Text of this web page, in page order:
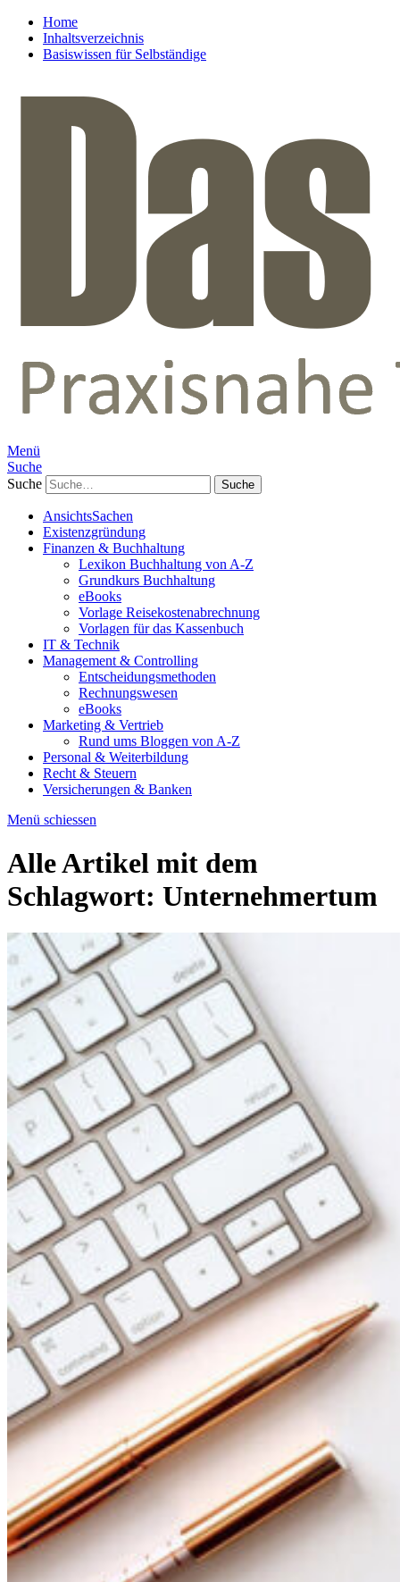
Home
Inhaltsverzeichnis
Basiswissen für Selbständige
Menü
Suche
Suche
AnsichtsSachen
Existenzgründung
Finanzen & Buchhaltung
Lexikon Buchhaltung von A-Z
Grundkurs Buchhaltung
eBooks
Vorlage Reisekostenabrechnung
Vorlagen für das Kassenbuch
IT & Technik
Management & Controlling
Entscheidungsmethoden
Rechnungswesen
eBooks
Marketing & Vertrieb
Rund ums Bloggen von A-Z
Personal & Weiterbildung
Recht & Steuern
Versicherungen & Banken
Menü schiessen
Alle Artikel mit dem
Schlagwort: Unternehmertum